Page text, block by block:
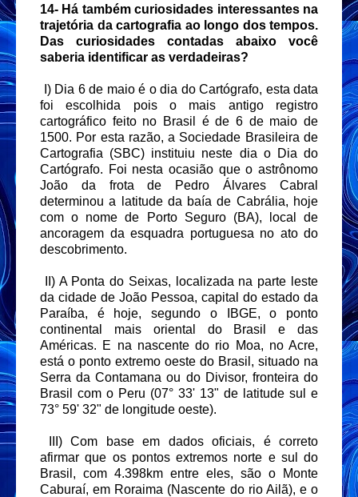
14- Há também curiosidades interessantes na
trajetória da cartografia ao longo dos tempos.
Das curiosidades contadas abaixo você
saberia identificar as verdadeiras?
I) Dia 6 de maio é o dia do Cartógrafo, esta data
foi escolhida pois o mais antigo registro
cartográfico feito no Brasil é de 6 de maio de
1500. Por esta razão, a Sociedade Brasileira de
Cartografia (SBC) instituiu neste dia o Dia do
Cartógrafo. Foi nesta ocasião que o astrônomo
João da frota de Pedro Álvares Cabral
determinou a latitude da baía de Cabrália, hoje
com o nome de Porto Seguro (BA), local de
ancoragem da esquadra portuguesa no ato do
descobrimento.
II) A Ponta do Seixas, localizada na parte leste
da cidade de João Pessoa, capital do estado da
Paraíba, é hoje, segundo o IBGE, o ponto
continental mais oriental do Brasil e das
Américas. E na nascente do rio Moa, no Acre,
está o ponto extremo oeste do Brasil, situado na
Serra da Contamana ou do Divisor, fronteira do
Brasil com o Peru (07° 33' 13" de latitude sul e
73° 59' 32" de longitude oeste).
III) Com base em dados oficiais, é correto
afirmar que os pontos extremos norte e sul do
Brasil, com 4.398km entre eles, são o Monte
Caburaí, em Roraima (Nascente do rio Ailã), e o